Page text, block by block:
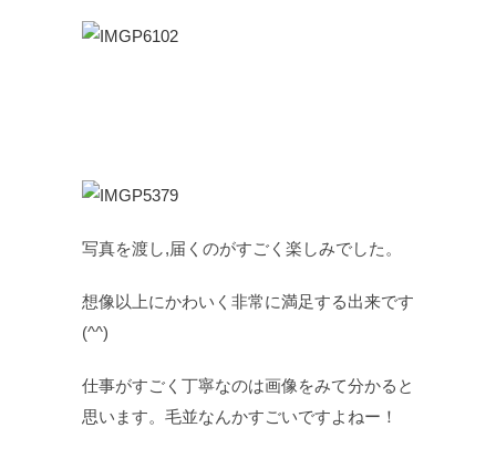
写真を渡し,届くのがすごく楽しみでした。
想像以上にかわいく非常に満足する出来です
(^^)
仕事がすごく丁寧なのは画像をみて分かると
思います。毛並なんかすごいですよねー！